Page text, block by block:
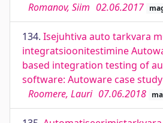
Romanov, Siim 02.06.2017
134. Isejuhtiva auto tarkvara
integratsioonitestimine
based integration testing of
software: Autoware case study
Roomere, Lauri 07.06.2018